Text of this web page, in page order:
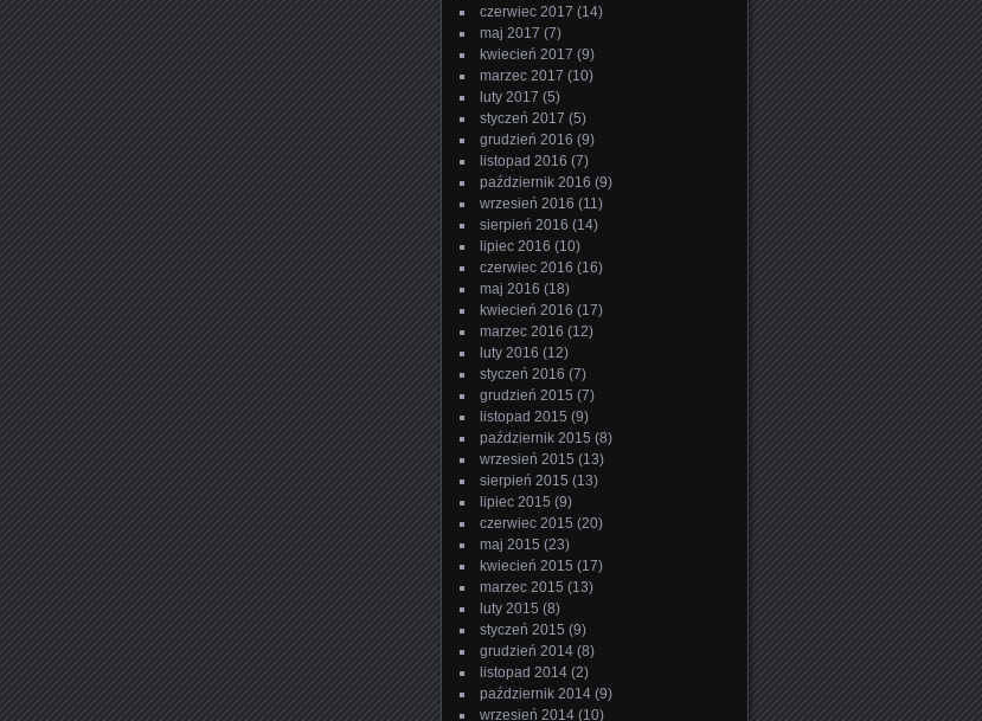
czerwiec 2017 (14)
maj 2017 (7)
kwiecień 2017 (9)
marzec 2017 (10)
luty 2017 (5)
styczeń 2017 (5)
grudzień 2016 (9)
listopad 2016 (7)
październik 2016 (9)
wrzesień 2016 (11)
sierpień 2016 (14)
lipiec 2016 (10)
czerwiec 2016 (16)
maj 2016 (18)
kwiecień 2016 (17)
marzec 2016 (12)
luty 2016 (12)
styczeń 2016 (7)
grudzień 2015 (7)
listopad 2015 (9)
październik 2015 (8)
wrzesień 2015 (13)
sierpień 2015 (13)
lipiec 2015 (9)
czerwiec 2015 (20)
maj 2015 (23)
kwiecień 2015 (17)
marzec 2015 (13)
luty 2015 (8)
styczeń 2015 (9)
grudzień 2014 (8)
listopad 2014 (2)
październik 2014 (9)
wrzesień 2014 (10)